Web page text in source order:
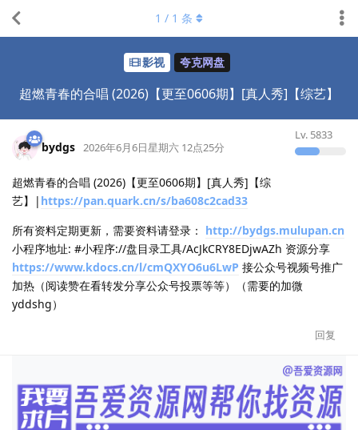
影视 夸克网盘
超燃青春的合唱 (2026)【更至0606期】[真人秀]【综艺】
1 / 1 条
bydgs
Lv. 5833
2026年6月6日星期六 12点25分
超燃青春的合唱 (2026)【更至0606期】[真人秀]【综
艺】| https://pan.quark.cn/s/ba608c2cad33
所有资料定期更新，需要资料请登录： http://bydgs.mulupan.cn
小程序地址: #小程序://盘目录工具/AcJkCRY8EDjwAZh 资源分享
https://www.kdocs.cn/l/cmQXYO6u6LwP 接公众号视频号推广
加热（阅读赞在看转发分享公众号投票等等）（需要的加微
yddshg）
回复